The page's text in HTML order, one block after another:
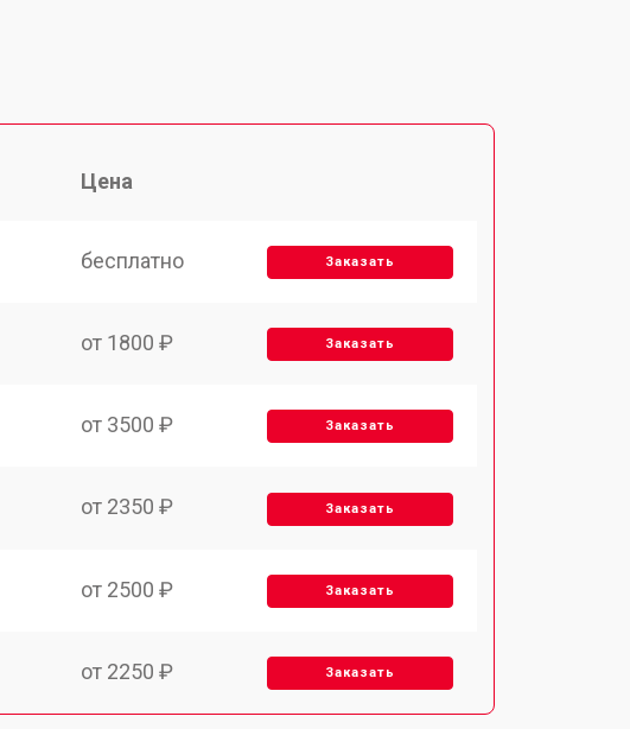
Цена
бесплатно Заказать
от 1800 ₽ Заказать
от 3500 ₽ Заказать
от 2350 ₽ Заказать
от 2500 ₽ Заказать
от 2250 ₽ Заказать